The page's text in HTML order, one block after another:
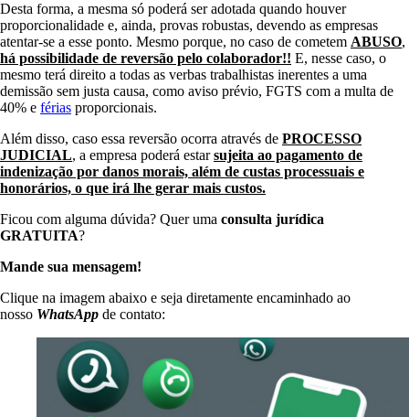
Desta forma, a mesma só poderá ser adotada quando houver
proporcionalidade e, ainda, provas robustas, devendo as empresas
atentar-se a esse ponto. Mesmo porque, no caso de cometem ABUSO,
há possibilidade de reversão pelo colaborador!! E, nesse caso, o
mesmo terá direito a todas as verbas trabalhistas inerentes a uma
demissão sem justa causa, como aviso prévio, FGTS com a multa de
40% e férias proporcionais.
Além disso, caso essa reversão ocorra através de PROCESSO
JUDICIAL, a empresa poderá estarsujeita ao pagamento de
indenização por danos morais, além de custas processuais e
honorários, o que irá lhe gerar mais custos.
Ficou com alguma dúvida? Quer uma consulta jurídica
GRATUITA?
Mande sua mensagem!
Clique na imagem abaixo e seja diretamente encaminhado ao
nosso WhatsApp de contato: